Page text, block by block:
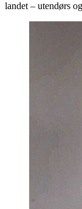
landet – utendørs